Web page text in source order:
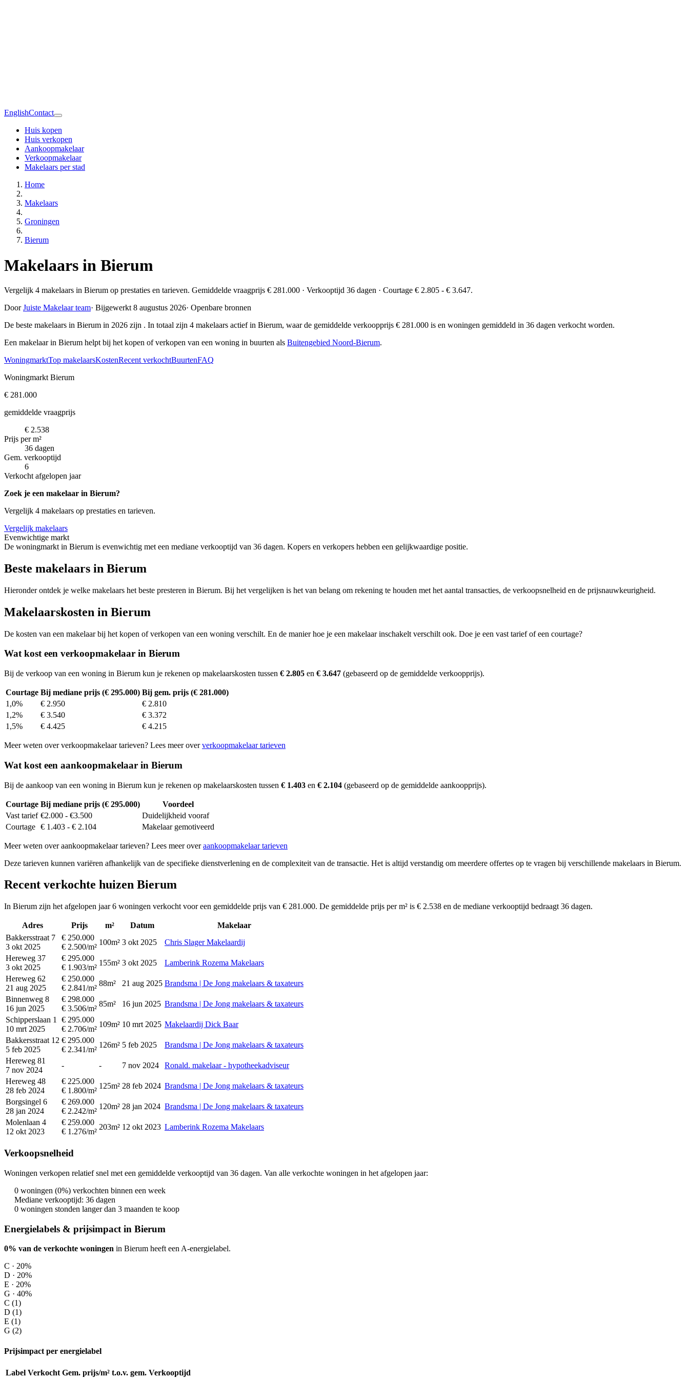
EnglishContact
Huis kopen
Huis verkopen
Aankoopmakelaar
Verkoopmakelaar
Makelaars per stad
Home
Makelaars
Groningen
Bierum
Makelaars in Bierum
Vergelijk 4 makelaars in Bierum op prestaties en tarieven. Gemiddelde vraagprijs € 281.000 · Verkooptijd 36 dagen · Courtage € 2.805 - € 3.647.
DoorJuiste Makelaar team· Bijgewerkt 8 augustus 2026· Openbare bronnen
De beste makelaars in Bierum in 2026 zijn . In totaal zijn 4 makelaars actief in Bierum, waar de gemiddelde verkoopprijs € 281.000 is en woningen gemiddeld in 36 dagen verkocht worden.
Een makelaar in Bierum helpt bij het kopen of verkopen van een woning in buurten als Buitengebied Noord-Bierum.
WoningmarktTop makelaarsKostenRecent verkochtBuurtenFAQ
Woningmarkt Bierum
€ 281.000
gemiddelde vraagprijs
€ 2.538
Prijs per m²
36 dagen
Gem. verkooptijd
6
Verkocht afgelopen jaar
Zoek je een makelaar in Bierum?
Vergelijk 4 makelaars op prestaties en tarieven.
Vergelijk makelaars
Evenwichtige markt
De woningmarkt in Bierum is evenwichtig met een mediane verkooptijd van 36 dagen. Kopers en verkopers hebben een gelijkwaardige positie.
Beste makelaars in Bierum
Hieronder ontdek je welke makelaars het beste presteren in Bierum. Bij het vergelijken is het van belang om rekening te houden met het aantal transacties, de verkoopsnelheid en de prijsnauwkeurigheid.
Makelaarskosten in Bierum
De kosten van een makelaar bij het kopen of verkopen van een woning verschilt. En de manier hoe je een makelaar inschakelt verschilt ook. Doe je een vast tarief of een courtage?
Wat kost een verkoopmakelaar in Bierum
Bij de verkoop van een woning in Bierum kun je rekenen op makelaarskosten tussen € 2.805 en € 3.647 (gebaseerd op de gemiddelde verkoopprijs).
Courtage Bij mediane prijs (€ 295.000) Bij gem. prijs (€ 281.000)
1,0%
€ 2.950
€ 2.810
1,2%
€ 3.540
€ 3.372
1,5%
€ 4.425 € 4.215
Meer weten over verkoopmakelaar tarieven? Lees meer oververkoopmakelaar tarieven
Wat kost een aankoopmakelaar in Bierum
Bij de aankoop van een woning in Bierum kun je rekenen op makelaarskosten tussen € 1.403 en € 2.104 (gebaseerd op de gemiddelde aankoopprijs).
Courtage Bij mediane prijs (€ 295.000)
Voordeel
Vast tarief €2.000 - €3.500
Duidelijkheid vooraf
Courtage € 1.403 - € 2.104 Makelaar gemotiveerd
Meer weten over aankoopmakelaar tarieven? Lees meer overaankoopmakelaar tarieven
Deze tarieven kunnen variëren afhankelijk van de specifieke dienstverlening en de complexiteit van de transactie. Het is altijd verstandig om meerdere offertes op te vragen bij verschillende makelaars in Bierum.
Recent verkochte huizen Bierum
In Bierum zijn het afgelopen jaar 6 woningen verkocht voor een gemiddelde prijs van € 281.000. De gemiddelde prijs per m² is € 2.538 en de mediane verkooptijd bedraagt 36 dagen.
Adres Prijs m² Datum
Makelaar
Bakkersstraat 7
3 okt 2025
€ 250.000
€ 2.500/m²
100m² 3 okt 2025
Chris Slager Makelaardij
Hereweg 37
3 okt 2025
€ 295.000
€ 1.903/m²
155m² 3 okt 2025
Lamberink Rozema Makelaars
Hereweg 62
21 aug 2025
€ 250.000
€ 2.841/m²
88m² 21 aug 2025 Brandsma | De Jong makelaars & taxateurs
Binnenweg 8
16 jun 2025
€ 298.000
€ 3.506/m²
85m² 16 jun 2025 Brandsma | De Jong makelaars & taxateurs
Schipperslaan 1
10 mrt 2025
€ 295.000
€ 2.706/m²
109m² 10 mrt 2025 Makelaardij Dick Baar
Bakkersstraat 12
5 feb 2025
€ 295.000
€ 2.341/m²
126m² 5 feb 2025
Brandsma | De Jong makelaars & taxateurs
Hereweg 81
7 nov 2024
- - 7 nov 2024
Ronald. makelaar - hypotheekadviseur
Hereweg 48
28 feb 2024
€ 225.000
€ 1.800/m²
125m² 28 feb 2024 Brandsma | De Jong makelaars & taxateurs
Borgsingel 6
28 jan 2024
€ 269.000
€ 2.242/m²
120m² 28 jan 2024 Brandsma | De Jong makelaars & taxateurs
Molenlaan 4
12 okt 2023
€ 259.000
€ 1.276/m²
203m² 12 okt 2023 Lamberink Rozema Makelaars
Verkoopsnelheid
Woningen verkopen relatief snel met een gemiddelde verkooptijd van 36 dagen. Van alle verkochte woningen in het afgelopen jaar:
0 woningen (0%) verkochten binnen een week
Mediane verkooptijd: 36 dagen
0 woningen stonden langer dan 3 maanden te koop
Energielabels & prijsimpact in Bierum
0% van de verkochte woningen in Bierum heeft een A-energielabel.
C · 20%
D · 20%
E · 20%
G · 40%
C (1)
D (1)
E (1)
G (2)
Prijsimpact per energielabel
Label Verkocht Gem. prijs/m² t.o.v. gem. Verkooptijd